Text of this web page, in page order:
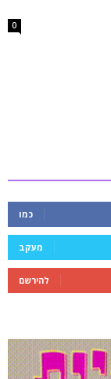
0
כמו
מעקב
להירשם